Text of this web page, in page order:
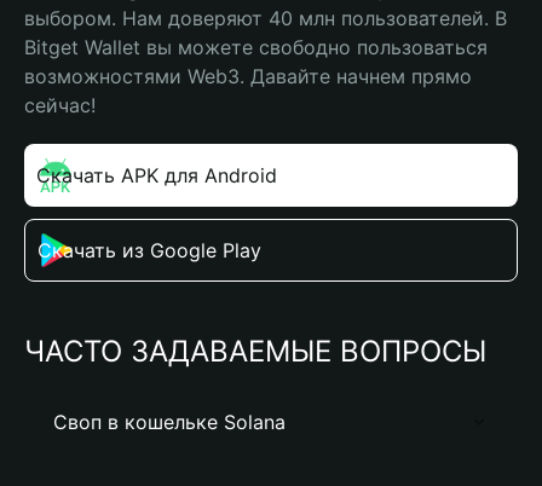
выбором. Нам доверяют 40 млн пользователей. В
Bitget Wallet вы можете свободно пользоваться
возможностями Web3. Давайте начнем прямо
сейчас!
Скачать APK для Android
Скачать из Google Play
ЧАСТО ЗАДАВАЕМЫЕ ВОПРОСЫ
Своп в кошельке Solana